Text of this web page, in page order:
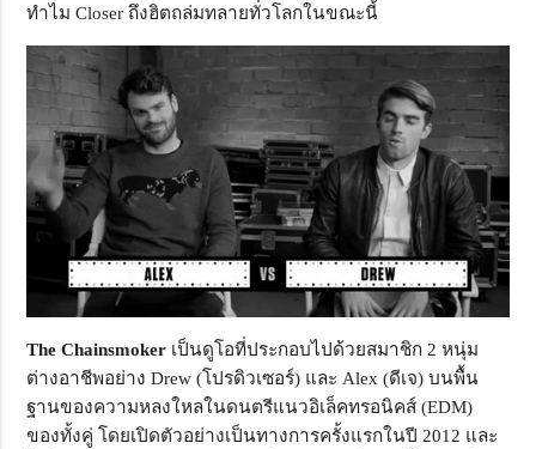
ทำไม Closer ถึงฮิตถล่มทลายทั่วโลกในขณะนี้
The Chainsmoker เป็นดูโอที่ประกอบไปด้วยสมาชิก 2 หนุ่ม
ต่างอาชีพอย่าง Drew (โปรดิวเซอร์) และ Alex (ดีเจ) บนพื้น
ฐานของความหลงใหลในดนตรีแนวอิเล็คทรอนิคส์ (EDM)
ของทั้งคู่ โดยเปิดตัวอย่างเป็นทางการครั้งแรกในปี 2012 และ